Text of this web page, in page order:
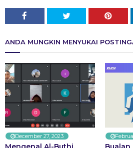
ANDA MUNGKIN MENYUKAI
December 27, 2023